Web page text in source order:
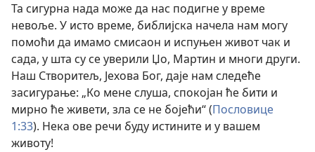
Та сигурна нада може да нас подигне у време
невоље. У исто време, библијска начела нам могу
помоћи да имамо смисаон и испуњен живот чак и
сада, у шта су се уверили Џо, Мартин и многи други.
Наш Створитељ, Јехова Бог, даје нам следеће
засигурање: „Ко мене слуша, спокојан ће бити и
мирно ће живети, зла се не бојећи“ (Пословице
1:33). Нека ове речи буду истините и у вашем
животу!